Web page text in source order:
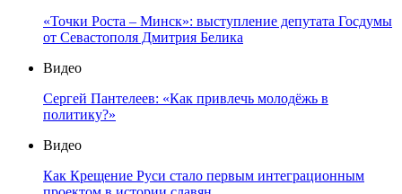
«Точки Роста – Минск»: выступление депутата Госдумы
от Севастополя Дмитрия Белика
Видео
Сергей Пантелеев: «Как привлечь молодёжь в
политику?»
Видео
Как Крещение Руси стало первым интеграционным